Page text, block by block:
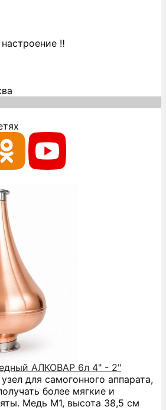
‼️
АЛКОВАР 6л 4" - 2"
для самогонного аппарата,
более мягкие и
Медь М1, высота 38,5 см